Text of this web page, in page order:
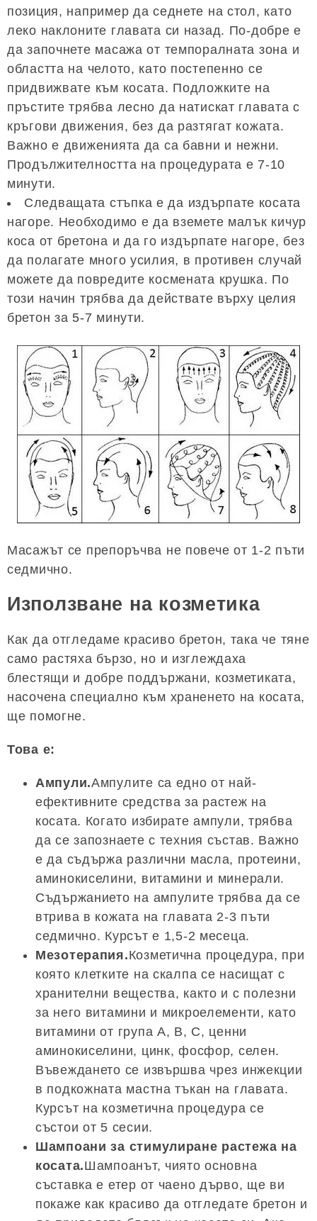
позиция, например да седнете на стол, като
леко наклоните главата си назад. По-добре е
да започнете масажа от темпоралната зона и
областта на челото, като постепенно се
придвижвате към косата. Подложките на
пръстите трябва лесно да натискат главата с
кръгови движения, без да разтягат кожата.
Важно е движенията да са бавни и нежни.
Продължителността на процедурата е 7-10
минути.
Следващата стъпка е да издърпате косата
нагоре. Необходимо е да вземете малък кичур
коса от бретона и да го издърпате нагоре, без
да полагате много усилия, в противен случай
можете да повредите космената крушка. По
този начин трябва да действате върху целия
бретон за 5-7 минути.
Масажът се препоръчва не повече от 1-2 пъти
седмично.
Използване на козметика
Как да отгледаме красиво бретон, така че тяне
само растяха бързо, но и изглеждаха
блестящи и добре поддържани, козметиката,
насочена специално към храненето на косата,
ще помогне.
Това е:
Ампули.Ампулите са едно от най-
ефективните средства за растеж на
косата. Когато избирате ампули, трябва
да се запознаете с техния състав. Важно
е да съдържа различни масла, протеини,
аминокиселини, витамини и минерали.
Съдържанието на ампулите трябва да се
втрива в кожата на главата 2-3 пъти
седмично. Курсът е 1,5-2 месеца.
Мезотерапия.Козметична процедура, при
която клетките на скалпа се насищат с
хранителни вещества, както и с полезни
за него витамини и микроелементи, като
витамини от група А, В, С, ценни
аминокиселини, цинк, фосфор, селен.
Въвеждането се извършва чрез инжекции
в подкожната мастна тъкан на главата.
Курсът на козметична процедура се
състои от 5 сесии.
Шампоани за стимулиране растежа на
косата.Шампоанът, чиято основна
съставка е етер от чаено дърво, ще ви
покаже как красиво да отгледате бретон и